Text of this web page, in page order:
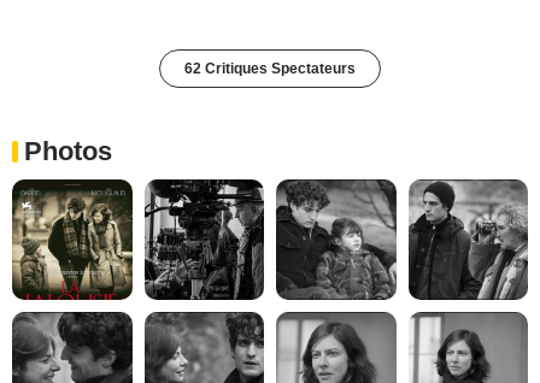
62 Critiques Spectateurs
Photos